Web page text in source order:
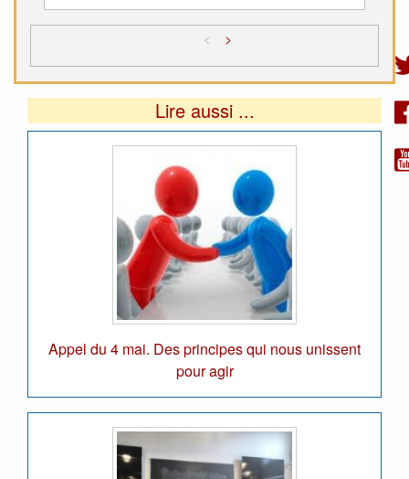
< >
Lire aussi ...
Appel du 4 mai. Des principes qui nous unissent
pour agir